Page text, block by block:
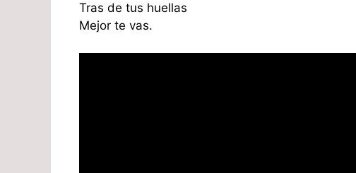
Tras de tus huellas
Mejor te vas.